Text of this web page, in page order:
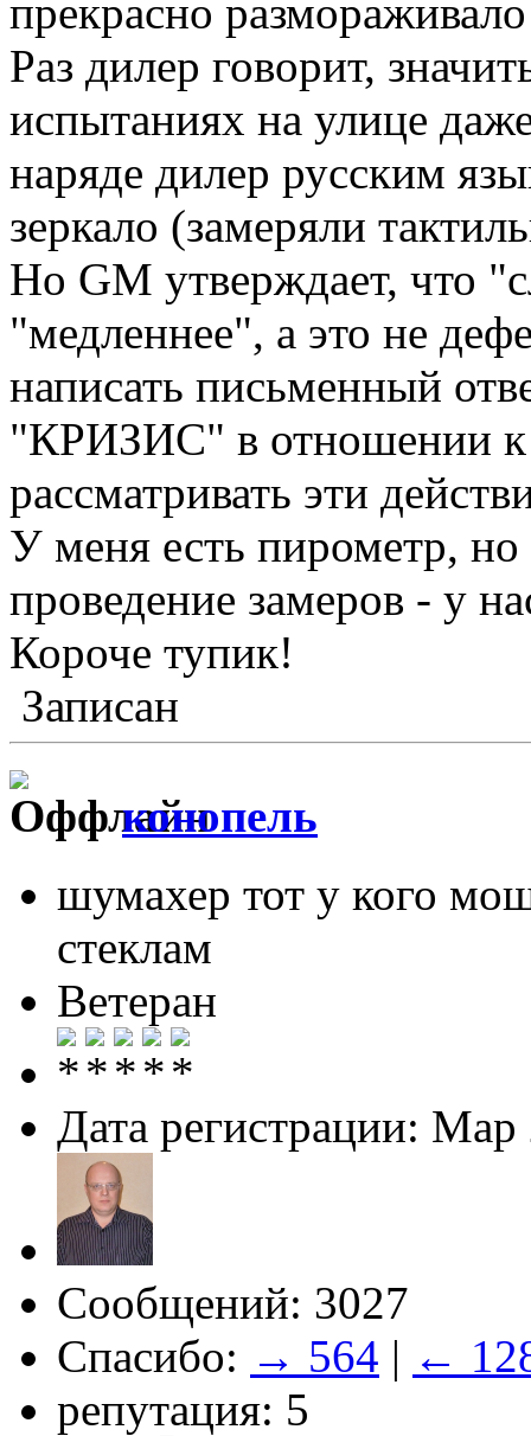
прекрасно
Раз дилер говорит,
испытаниях на улице
наряде дилер русским
зеркало (замеряли
Но GM утверждает, что
"медленнее", а это не
написать письменный
"КРИЗИС" в отношении
рассматривать эти
У меня есть пирометр,
проведение замеров - у
Короче тупик!
Записан
конопель
шумахер тот у кого
стеклам
Ветеран
Дата регистрации: Мар
Сообщений: 3027
Спасибо: → 564 | ←
репутация: 5